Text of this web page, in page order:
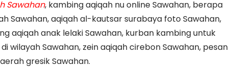
Sawahan, kambing aqiqah nu online Sawahan, berapa
Sawahan, aqiqah al-kautsar surabaya foto Sawahan,
aqiqah anak lelaki Sawahan, kurban kambing untuk
wilayah Sawahan, zein aqiqah cirebon Sawahan, pesan
gresik Sawahan.